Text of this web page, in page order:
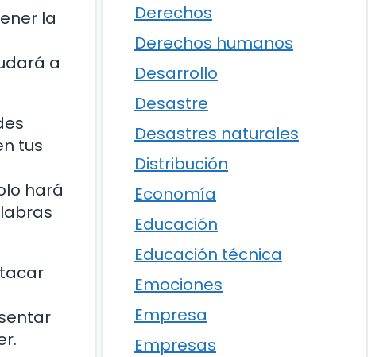
la
a
tus
hará
Derechos
Derechos humanos
Desarrollo
Desastre
Desastres naturales
Distribución
Economía
Educación
Educación técnica
Emociones
Empresa
Empresas